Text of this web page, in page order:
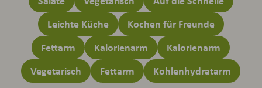
Leichte Küche
Kochen für Freunde
Fettarm
Kalorienarm
Kalorienarm
Vegetarisch
Fettarm Kohlenhydratarm